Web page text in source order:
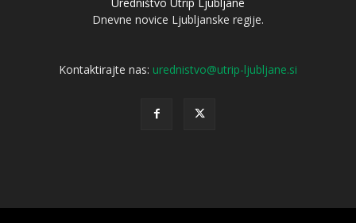
Dnevne novice Ljubljanske regije.
Kontaktirajte nas: urednistvo@utrip-ljubljane.si